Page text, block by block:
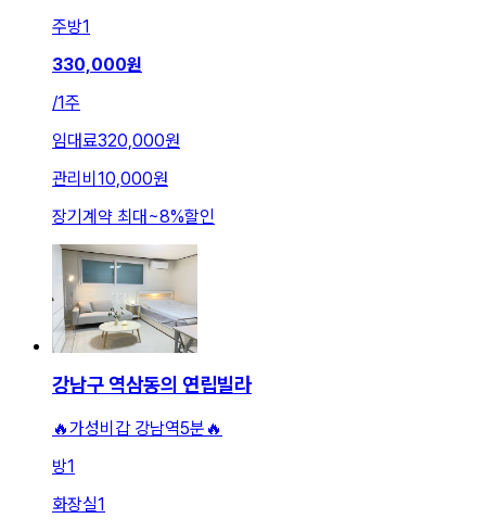
주방1
330,000원
/1주
임대료320,000원
관리비 10,000원
장기계약 최대~8%할인
강남구 역삼동의 연립빌라
🔥가성비갑 강남역5분🔥
방1
화장실1